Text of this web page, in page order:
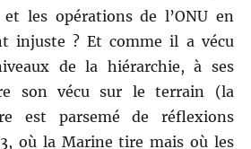
les opérations de l’ONU en
injuste ? Et comme il a vécu
de la hiérarchie, à ses
son vécu sur le terrain (la
est parsemé de réflexions
où la Marine tire mais où les